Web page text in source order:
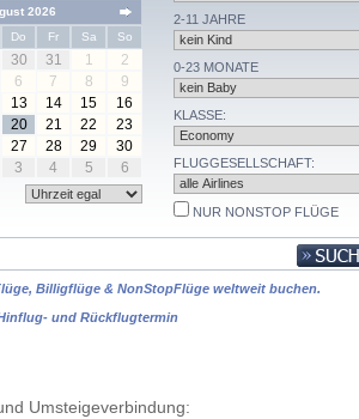
2026
Do Fr Sa So
30 31 1
2
6 7 8
9
13 14 15
16
20 21 22
23
27 28 29
30
3 4 5 6
2-11 JAHRE
0-23 MONATE
KLASSE:
FLUGGESELLSCHAFT:
NUR NONSTOP FLÜGE
Billigflüge & NonStopFlüge weltweit buchen.
und Rückflugtermin
Umsteigeverbindung: